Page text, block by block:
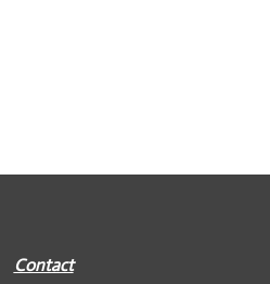
Contact